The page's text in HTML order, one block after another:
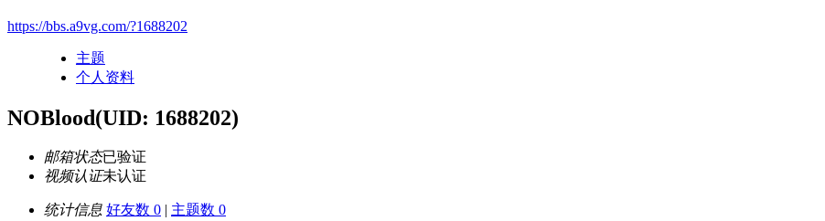
https://bbs.a9vg.com/?1688202
主题
个人资料
NOBlood(UID: 1688202)
邮箱状态已验证
视频认证未认证
统计信息 好友数 0 | 主题数 0